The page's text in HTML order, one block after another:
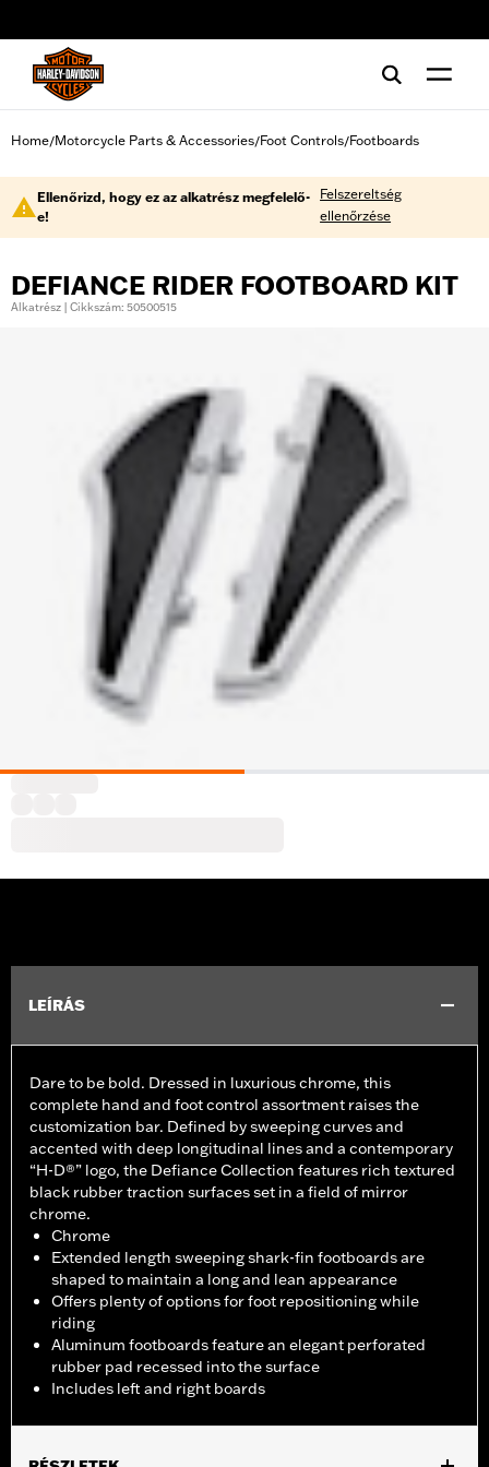
Home/Motorcycle Parts & Accessories/Foot Controls/Footboards
Ellenőrizd, hogy ez az alkatrész megfelelő-
e!
Felszereltség
ellenőrzése
DEFIANCE RIDER FOOTBOARD KIT
Alkatrész | Cikkszám: 50500515
LEÍRÁS
Dare to be bold. Dressed in luxurious chrome, this
complete hand and foot control assortment raises the
customization bar. Defined by sweeping curves and
accented with deep longitudinal lines and a contemporary
“H-D®” logo, the Defiance Collection features rich textured
black rubber traction surfaces set in a field of mirror
chrome.
Chrome
Extended length sweeping shark-fin footboards are
shaped to maintain a long and lean appearance
Offers plenty of options for foot repositioning while
riding
Aluminum footboards feature an elegant perforated
rubber pad recessed into the surface
Includes left and right boards